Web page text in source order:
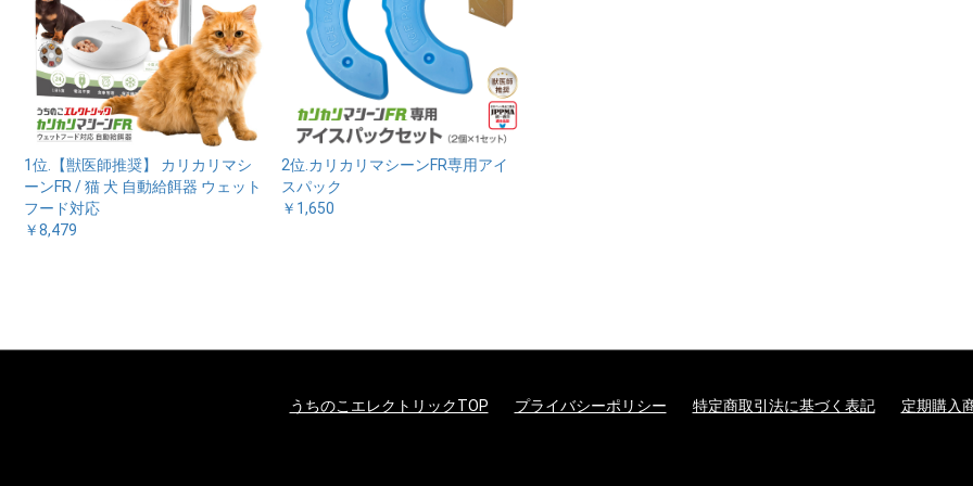
1位.【獣医師推奨】 カリカリマシ
ーンFR / 猫 犬 自動給餌器 ウェット
フード対応
￥8,479
2位.カリカリマシーンFR専用アイ
スパック
￥1,650
うちのこエレクトリックTOP プライバシーポリシー 特定商取引法に基づく表記 定期購入